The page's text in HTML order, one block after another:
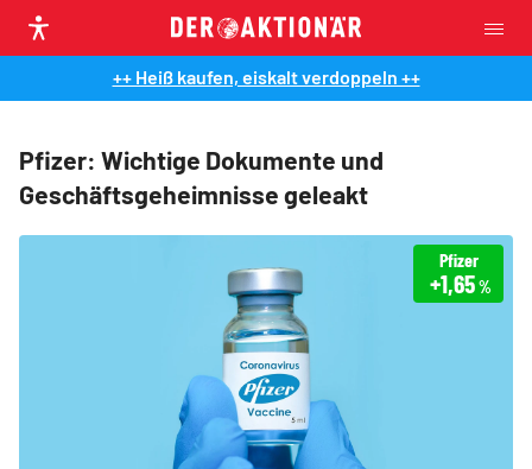
++ Heiß kaufen, eiskalt verdoppeln ++
Pfizer: Wichtige Dokumente und
Geschäftsgeheimnisse geleakt
Pfizer
+1,65%